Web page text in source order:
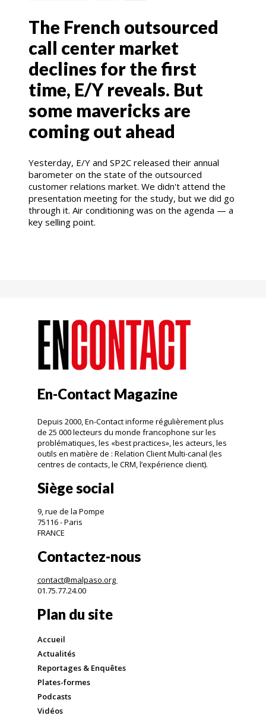
The French outsourced
call center market
declines for the first
time, E/Y reveals. But
some mavericks are
coming out ahead
Yesterday, E/Y and SP2C released their annual
barometer on the state of the outsourced
customer relations market. We didn't attend the
presentation meeting for the study, but we did go
through it. Air conditioning was on the agenda — a
key selling point.
En-Contact Magazine
Depuis 2000, En-Contact informe régulièrement plus
de 25 000 lecteurs du monde francophone sur les
problématiques, les «best practices», les acteurs, les
outils en matière de : Relation Client Multi-canal (les
centres de contacts, le CRM, l’expérience client).
Siège social
9, rue de la Pompe
75116 - Paris
FRANCE
Contactez-nous
contact@malpaso.org
01.75.77.24.00
Plan du site
Accueil
Actualités
Reportages & Enquêtes
Plates-formes
Podcasts
Vidéos